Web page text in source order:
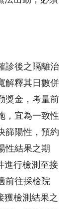
診後之隔離治
解釋其日數併
獎金，考量前
，宜為一致性
篩陽性，預約
性結果之期
進行檢測至接
前往採檢院
獲檢測結果之